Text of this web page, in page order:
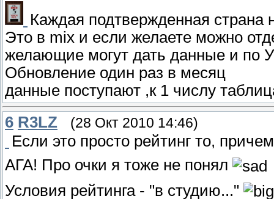
Каждая подтвержденная страна
Это в mix и если желаете можно
желающие могут дать данные и по
Обновление один раз в месяц
данные поступают ,к 1 числу
6 R3LZ (28 Окт 2010 14:46)
Если это просто рейтинг то,
АГА! Про очки я тоже не понял
Условия рейтинга - "в студию..."